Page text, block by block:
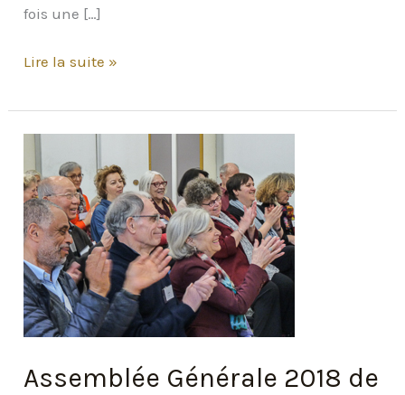
fois une […]
A
de
la
Retraite
Lire la suite »
Assemblée Générale 2018 de